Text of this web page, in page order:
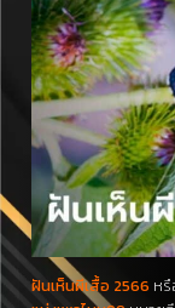
ฝันเห็นผีเสื้อ 2566 ห